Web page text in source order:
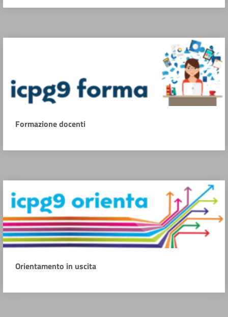
Formazione docenti
Orientamento in uscita